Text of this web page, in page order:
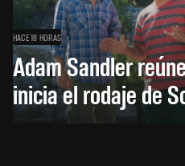
HACE 18 HORAS
Adam Sandler
inicia el rodaje de